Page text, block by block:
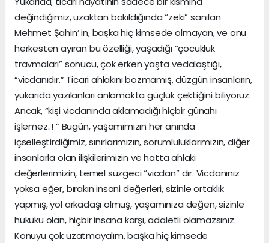
değindiğimiz, uzaktan bakıldığında “zeki” sanılan
Mehmet Şahin’ in, başka hiç kimsede olmayan, ve onu
herkesten ayıran bu özelliği, yaşadığı “çocukluk
travmaları” sonucu, çok erken yaşta vedalaştığı,
“vicdanıdır.” Ticari ahlakını bozmamış, düzgün insanların,
yukarıda yazılanları anlamakta güçlük çektiğini biliyoruz.
Ancak, “kişi vicdanında aklamadığı hiçbir günahı
işlemez..! ” Bugün, yaşamımızın her anında
içselleştirdiğimiz, sınırlarımızın, sorumluluklarımızın, diğer
insanlarla olan ilişkilerimizin ve hatta ahlaki
değerlerimizin, temel süzgeci “vicdan” dır. Vicdanınız
yoksa eğer, bırakın insani değerleri, sizinle ortaklık
yapmış, yol arkadaşı olmuş, yaşamınıza değen, sizinle
hukuku olan, hiçbir insana karşı, adaletli olamazsınız.
Konuyu çok uzatmayalım, başka hiç kimsede